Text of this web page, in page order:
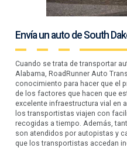
Envía un auto de South
Cuando se trata de transportar
Alabama, RoadRunner Auto
conocimiento para hacer que el
de los factores que hacen que
excelente infraestructura vial en
los transportistas viajen con
recogidas a tiempo. Además,
son atendidos por autopistas y
que los transportistas accedan